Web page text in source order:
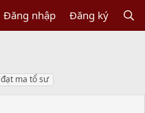
Đăng nhập Đăng ký
đạt ma tổ sư